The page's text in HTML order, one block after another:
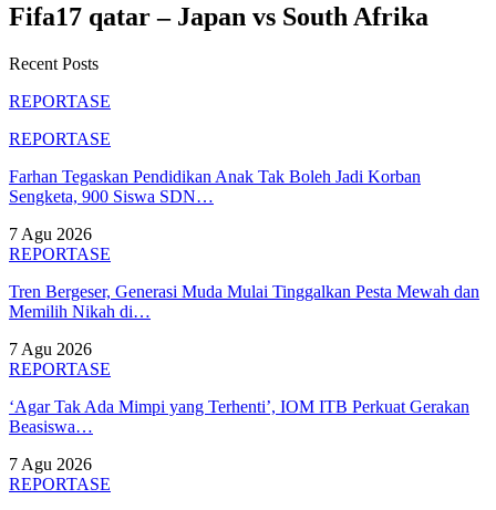
Fifa17 qatar – Japan vs South Afrika
Recent Posts
REPORTASE
REPORTASE
Farhan Tegaskan Pendidikan Anak Tak Boleh Jadi Korban
Sengketa, 900 Siswa SDN…
7 Agu 2026
REPORTASE
Tren Bergeser, Generasi Muda Mulai Tinggalkan Pesta Mewah dan
Memilih Nikah di…
7 Agu 2026
REPORTASE
‘Agar Tak Ada Mimpi yang Terhenti’, IOM ITB Perkuat Gerakan
Beasiswa…
7 Agu 2026
REPORTASE